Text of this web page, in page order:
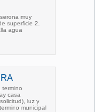
muy
superficie 2,
agua
termino
casa
luz y
municipal